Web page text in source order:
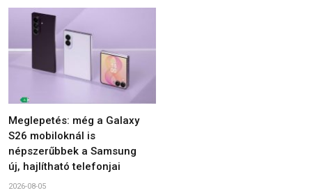
Meglepetés: még a Galaxy
S26 mobiloknál is
népszerűbbek a Samsung
új, hajlítható telefonjai
2026-08-05